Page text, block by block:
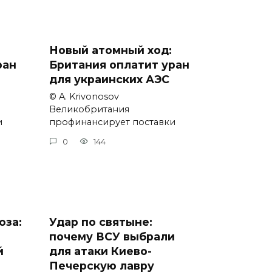
Новый атомный ход:
Британия оплатит уран
для украинских АЭС
© A. Krivonosov
Великобритания
профинансирует поставки
0 144
Удар по святыне:
почему ВСУ выбрали
для атаки Киево-
Печерскую лавру